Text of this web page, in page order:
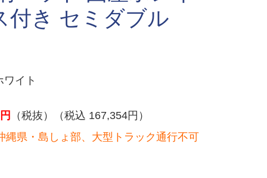
付き セミダブル
イト
円
（税抜）（税込 167,354円）
県・島しょ部、大型トラック通行不可